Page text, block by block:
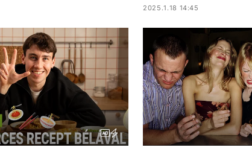
2025.1.18 14:45